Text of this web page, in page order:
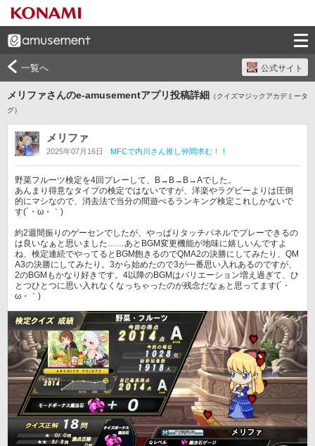
一覧へ 公式サイト
メリファさんのe-amusementアプリ投稿詳細 （クイズマジックアカデミータ
グ）
メリファ
2025年07月16日 MFCで内川さん推し仲間求む！！
野菜フルーツ検定を4回プレーして、B→B→B→Aでした。
あんまり得意なタイプの検定ではないですが、洋楽やラグビーよりは圧倒
的にマシなので、消去法で当分の間遊べるランキング検定これしかないで
す(´・ω・｀)
約2週間振りのゲーセンでしたが、やっぱりタッチパネルでプレーできるの
は良いなぁと思いました……あとBGM変更機能が地味に嬉しいんですよ
ね、検定連続でやってるとBGM飽きるのでQMA2の決勝にしてみたり、QM
A3の決勝にしてみたり。3から始めたので3が一番思い入れあるのですが、
2のBGMもかなり好きです。4以降のBGMはバリエーション増え過ぎて、ひ
とつひとつに思い入れなくなっちゃったのが残念だなぁと思ってます(´・
ω・｀)